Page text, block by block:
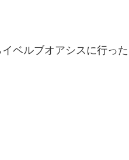
ベルブオアシスに行っ